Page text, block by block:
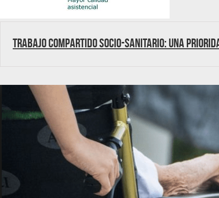
Trabajo compartido socio-sanitario: Una